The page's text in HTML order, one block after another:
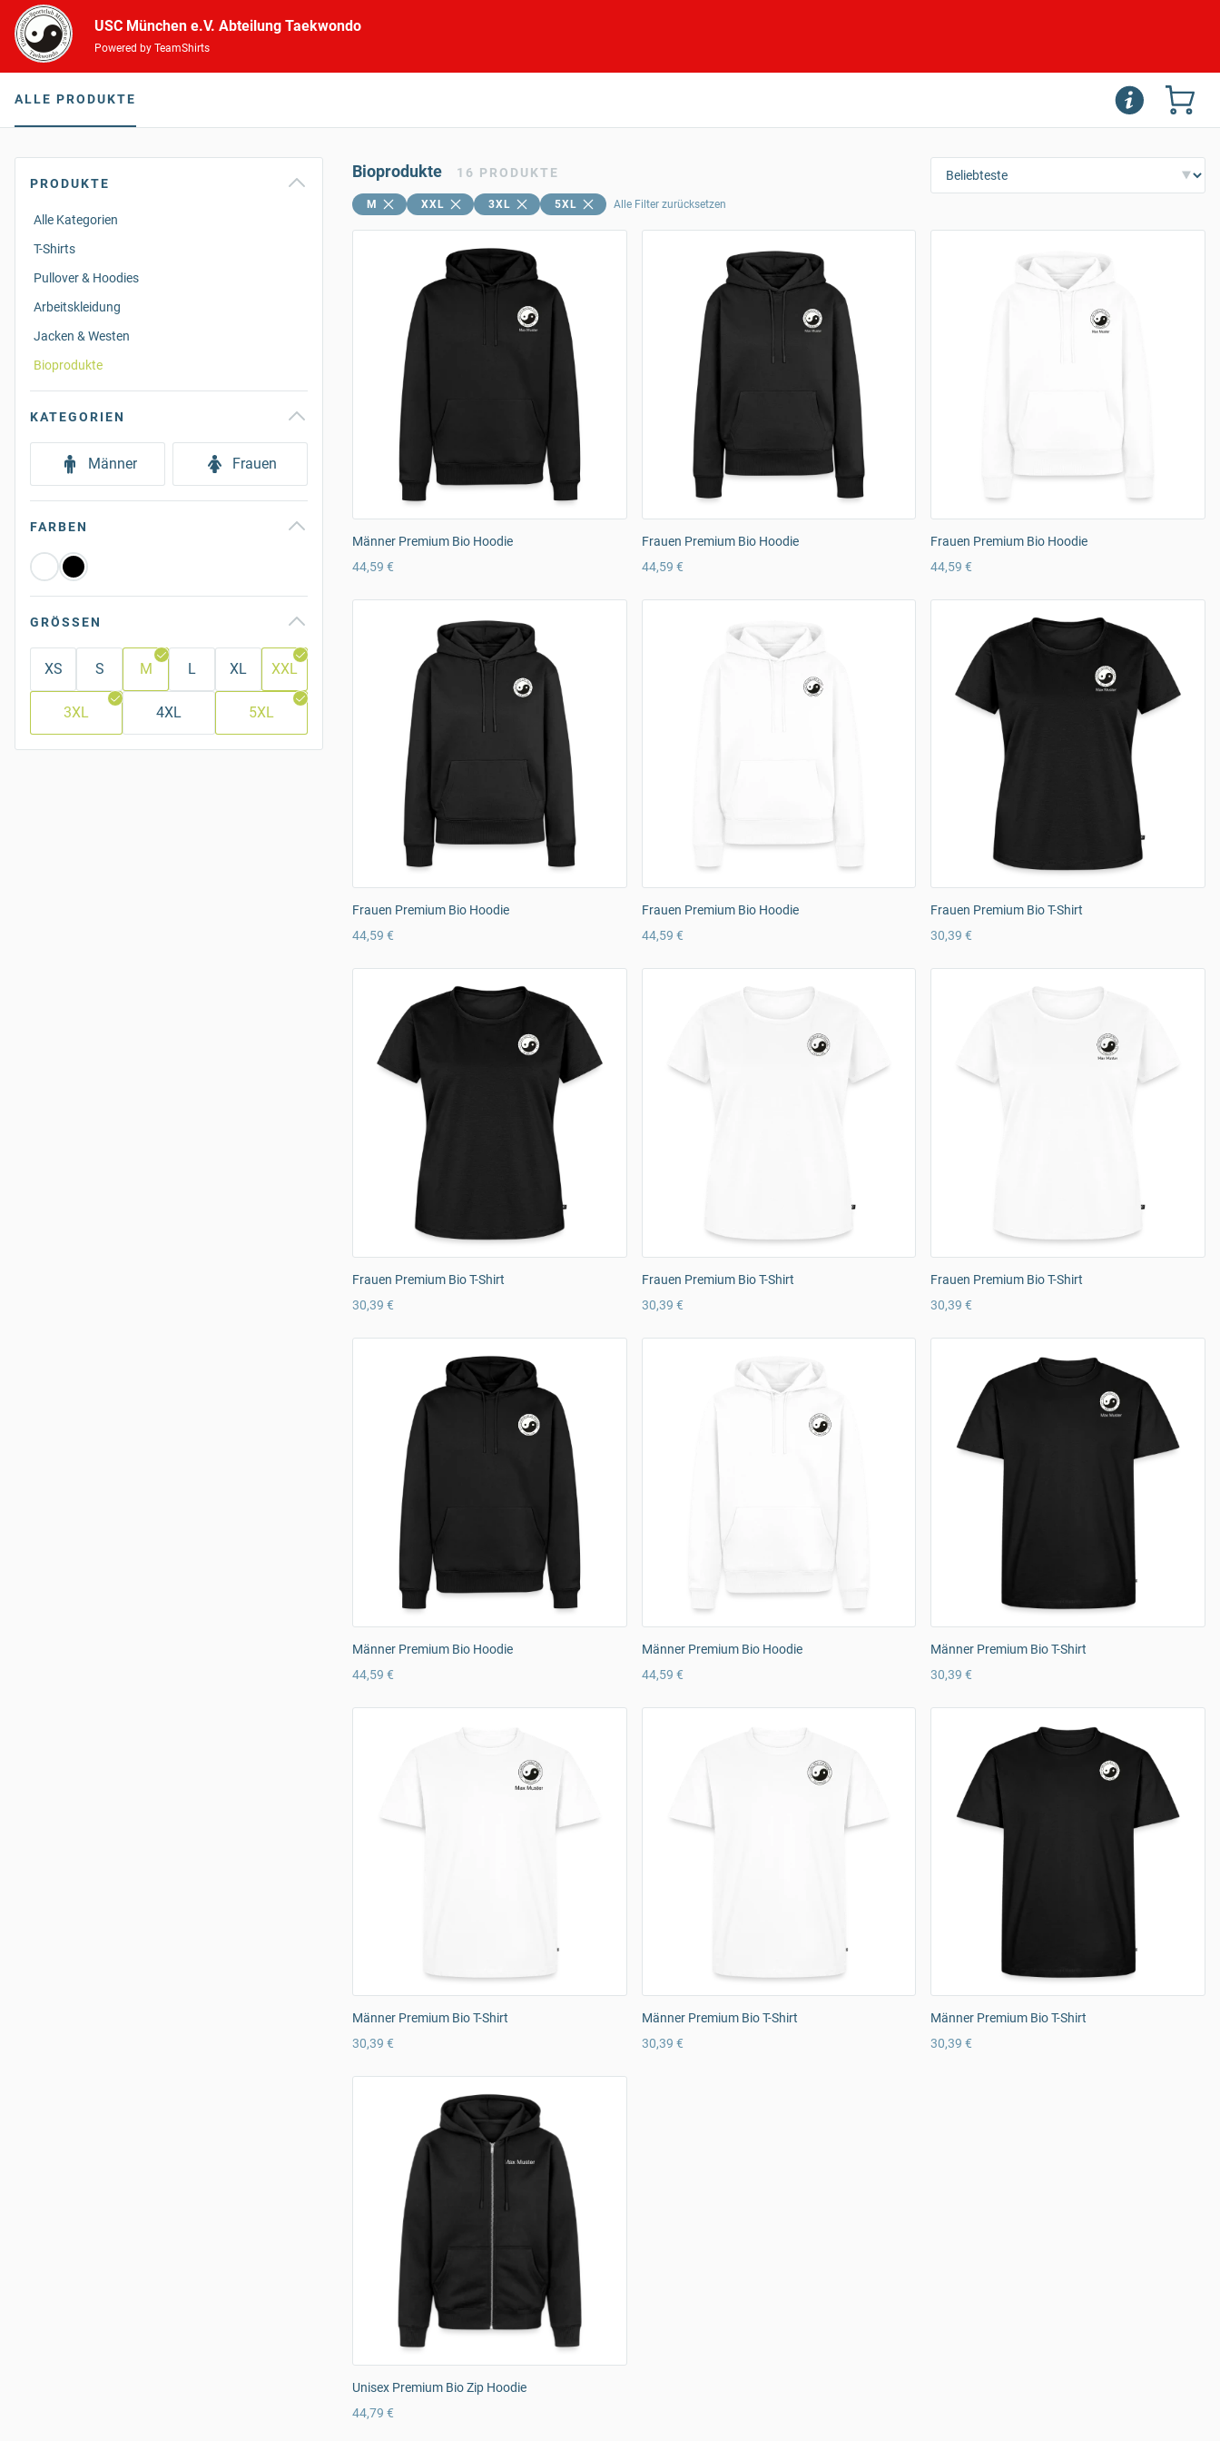
USC München e.V. Abteilung Taekwondo
Powered by TeamShirts
ALLE PRODUKTE
PRODUKTE
Alle Kategorien
T-Shirts
Pullover & Hoodies
Arbeitskleidung
Jacken & Westen
Bioprodukte
KATEGORIEN
Männer Frauen
FARBEN
GRÖSSEN
XS S M L XL XXL
3XL 4XL 5XL
Bioprodukte 16 PRODUKTE
M XXL 3XL 5XL Alle Filter zurücksetzen
Männer Premium Bio Hoodie
44,59 €
Frauen Premium Bio Hoodie
44,59 €
Frauen Premium Bio Hoodie
44,59 €
Frauen Premium Bio Hoodie
44,59 €
Frauen Premium Bio Hoodie
44,59 €
Frauen Premium Bio T-Shirt
30,39 €
Frauen Premium Bio T-Shirt
30,39 €
Frauen Premium Bio T-Shirt
30,39 €
Frauen Premium Bio T-Shirt
30,39 €
Männer Premium Bio Hoodie
44,59 €
Männer Premium Bio Hoodie
44,59 €
Männer Premium Bio T-Shirt
30,39 €
Männer Premium Bio T-Shirt
30,39 €
Männer Premium Bio T-Shirt
30,39 €
Männer Premium Bio T-Shirt
30,39 €
Unisex Premium Bio Zip Hoodie
44,79 €